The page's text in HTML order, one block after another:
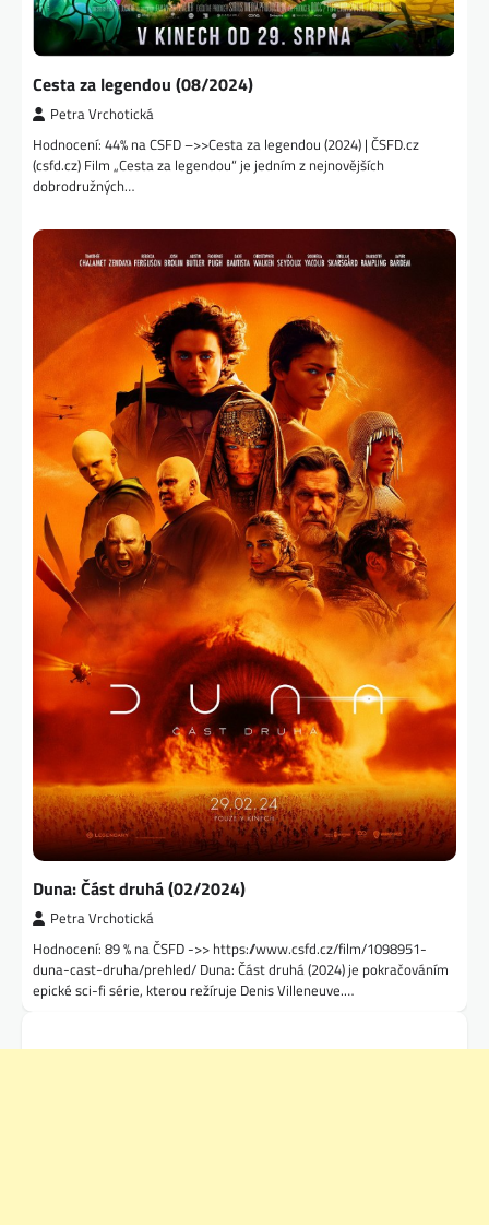
Cesta za legendou (08/2024)
Petra Vrchotická
Hodnocení: 44% na CSFD –>>Cesta za legendou (2024) | ČSFD.cz
(csfd.cz) Film „Cesta za legendou“ je jedním z nejnovějších
dobrodružných…
Duna: Část druhá (02/2024)
Petra Vrchotická
Hodnocení: 89 % na ČSFD ->> https://www.csfd.cz/film/1098951-
duna-cast-druha/prehled/ Duna: Část druhá (2024) je pokračováním
epické sci-fi série, kterou režíruje Denis Villeneuve.…